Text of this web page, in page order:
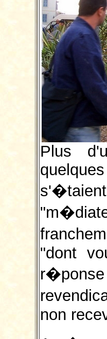
Plus
"dont
non